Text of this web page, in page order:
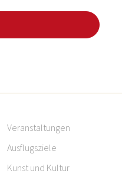
Veranstaltungen
Ausflugsziele
Kunst und Kultur